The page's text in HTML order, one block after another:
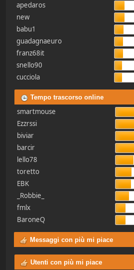
apedaros
new
babu1
guadagnaeuro
franz68it
snello90
cucciola
Tempo trascorso online
smartmouse
Ezzrssi
biviar
barcir
lello78
toretto
EBK
_Robbie_
fmlx
BaroneQ
Messaggi con più mi piace
Utenti con più mi piace